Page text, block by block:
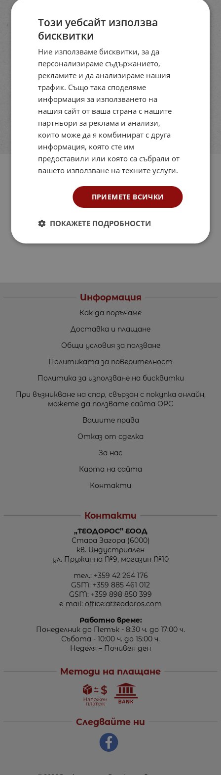
Информация
Как да поръчаме
Доставка и плащане
Общи условия за ползване
Политиката за поверителност
Политика за използване на бисквитки
При възникване на спор, свързан с покупка онлайн,
можете да ползвате сайта ОРС
Вашите права
Отказ от сделка
За нас
Карта на сайта
Контакти
Контакти
„ТЕОДОРОС” ЕООД
Стара Загора (6000)
кв. Индустриален
ул. Пружинна №9, магазин №10
тел.: +359 42 264 176
GSM: +359 885 461 012
GSM: +359 898 850 399
e-mail: office:at:teodoros.com
Работно време:
Понеделник до Петък - 8:30 ч. до 17:00 ч.
Събота - 10:00 ч. до 15:00 ч.
Неделя – Почивен ден
Методи на плащане
Следвайте ни
Този уебсайт използва
бисквитки
Ние използваме бисквитки, за да
персонализираме съдържанието,
рекламите и да анализираме нашия
трафик. Също така споделяме
информация за използването на
нашия сайт от ваша страна с нашите
партньори за реклама и анализи,
които може да я комбинират с друга
информация, която сте им
предоставили или която са събрали от
вашето използване на техните услуги.
ПРИЕМЕТЕ ВСИЧКИ
ПОКАЖЕТЕ ПОДРОБНОСТИ